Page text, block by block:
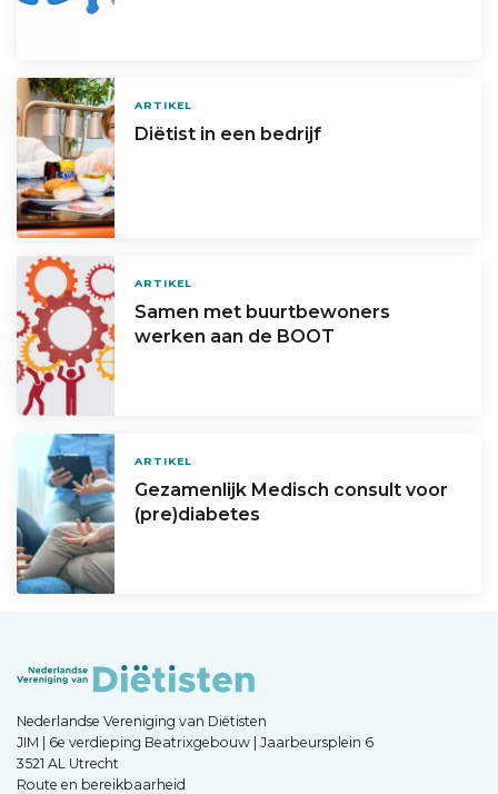
ARTIKEL
Diëtist in een bedrijf
ARTIKEL
Samen met buurtbewoners
werken aan de BOOT
ARTIKEL
Gezamenlijk Medisch consult voor
(pre)diabetes
Nederlandse Vereniging van Diëtisten
JIM | 6e verdieping Beatrixgebouw | Jaarbeursplein 6
3521 AL Utrecht
Route en bereikbaarheid